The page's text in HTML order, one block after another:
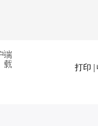
打印